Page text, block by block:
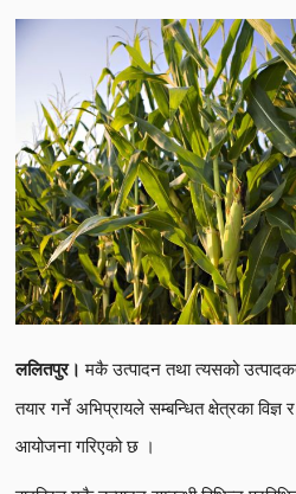
ललितपुर। मकै उत्पादन तथा त्यसको
तयार गर्ने अभिप्रायले सम्बन्धित क्षेत्रका विज्ञ
आयोजना गरिएको छ ।